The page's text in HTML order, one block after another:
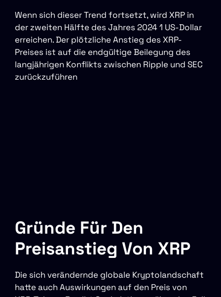
Wenn sich dieser Trend fortsetzt, wird XRP in
der zweiten Hälfte des Jahres 2024 1 US-Dollar
erreichen. Der plötzliche Anstieg des XRP-
Preises ist auf die endgültige Beilegung des
langjährigen Konflikts zwischen Ripple und SEC
zurückzuführen
Gründe Für Den
Preisanstieg Von XRP
Die sich verändernde globale Kryptolandschaft
hatte auch Auswirkungen auf den Preis von